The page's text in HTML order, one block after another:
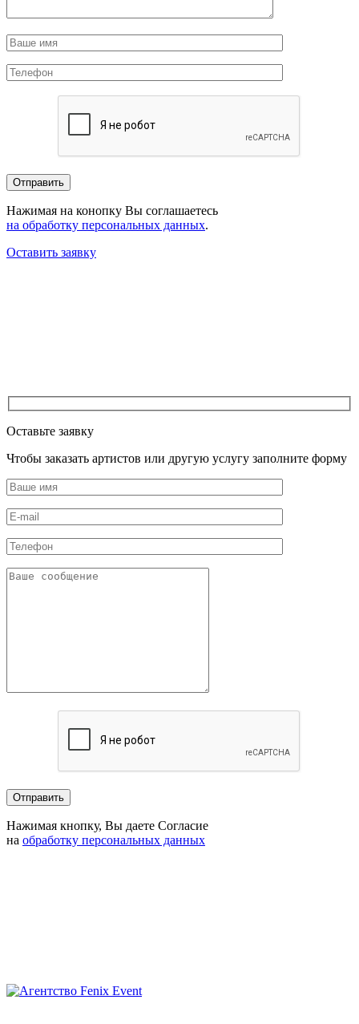
Нажимая на конопку Вы соглашаетесь
на обработку персональных данных.
Оставить заявку
Оставьте заявку
Чтобы заказать артистов или другую услугу заполните форму
Нажимая кнопку, Вы даете Согласие
на обработку персональных данных
Агентство